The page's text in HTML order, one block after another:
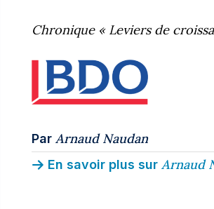
Chronique « Leviers de
Par Arnaud Naudan
En savoir plus sur Arnaud